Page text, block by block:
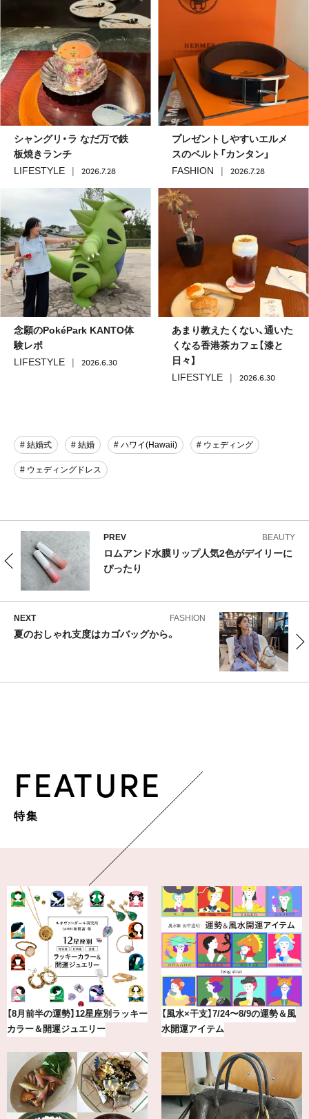
シャングリ・ラ なだ万で鉄
板焼きランチ
LIFESTYLE
2026.7.28
プレゼントしやすいエルメ
スのベルト「カンタン」
FASHION
2026.7.28
念願のPokéPark KANTO体
験レポ
LIFESTYLE
2026.6.30
あまり教えたくない、通いた
くなる香港茶カフェ【漆と
日々】
LIFESTYLE
2026.6.30
# 結婚式 # 結婚 # ハワイ(Hawaii) # ウェディング
# ウェディングドレス
PREV BEAUTY
ロムアンド水膜リップ人気2色がデイリーに
ぴったり
NEXT FASHION
夏のおしゃれ支度はカゴバッグから。
FEATURE
特集
最新版！東京都内のおしゃれな朝活
カフェ＆モーニング9選
【BAILA×OMO】ウオズミアミ描き
下ろし！金沢の旅リスト